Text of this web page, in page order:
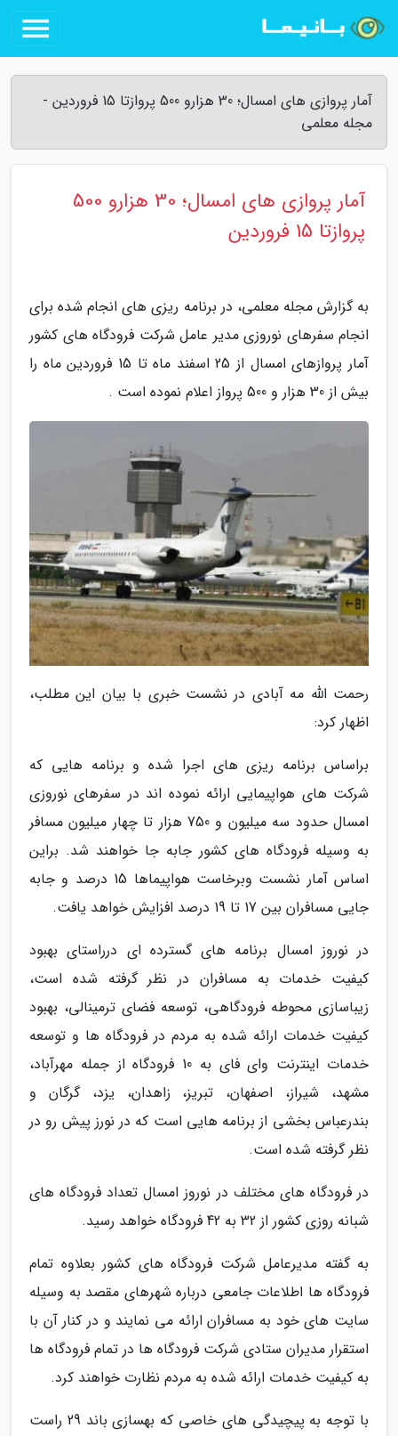
آمار پروازی های امسال؛ 30 هزارو 500 پروازتا 15 فروردین -
مجله معلمی
آمار پروازی های امسال؛ 30 هزارو 500
پروازتا 15 فروردین
به گزارش مجله معلمی، در برنامه ریزی های انجام شده برای
انجام سفرهای نوروزی مدیر عامل شرکت فرودگاه های کشور
آمار پروازهای امسال از 25 اسفند ماه تا 15 فروردین ماه را
بیش از 30 هزار و 500 پرواز اعلام نموده است .
رحمت الله مه آبادی در نشست خبری با بیان این مطلب،
اظهار کرد:
براساس برنامه ریزی های اجرا شده و برنامه هایی که
شرکت های هواپیمایی ارائه نموده اند در سفرهای نوروزی
امسال حدود سه میلیون و 750 هزار تا چهار میلیون مسافر
به وسیله فرودگاه های کشور جابه جا خواهند شد. براین
اساس آمار نشست وبرخاست هواپیماها 15 درصد و جابه
جایی مسافران بین 17 تا 19 درصد افزایش خواهد یافت.
در نوروز امسال برنامه های گسترده ای درراستای بهبود
کیفیت خدمات به مسافران در نظر گرفته شده است،
زیباسازی محوطه فرودگاهی، توسعه فضای ترمینالی، بهبود
کیفیت خدمات ارائه شده به مردم در فرودگاه ها و توسعه
خدمات اینترنت وای فای به 10 فرودگاه از جمله مهرآباد،
مشهد، شیراز، اصفهان، تبریز، زاهدان، یزد، گرگان و
بندرعباس بخشی از برنامه هایی است که در نورز پیش رو در
نظر گرفته شده است.
در فرودگاه های مختلف در نوروز امسال تعداد فرودگاه های
شبانه روزی کشور از 32 به 42 فرودگاه خواهد رسید.
به گفته مدیرعامل شرکت فرودگاه های کشور بعلاوه تمام
فرودگاه ها اطلاعات جامعی درباره شهرهای مقصد به وسیله
سایت های خود به مسافران ارائه می نمایند و در کنار آن با
استقرار مدیران ستادی شرکت فرودگاه ها در تمام فرودگاه ها
به کیفیت خدمات ارائه شده به مردم نظارت خواهند کرد.
با توجه به پیچیدگی های خاصی که بهسازی باند 29 راست